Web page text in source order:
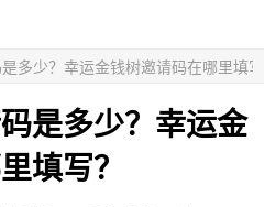
多少？幸运金钱树邀请码在哪里填
是多少？幸运金
填写？